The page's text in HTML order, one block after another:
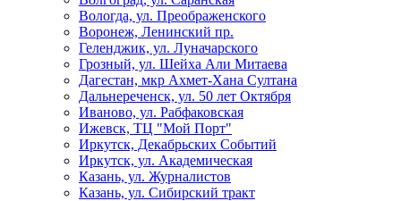
Вологда, ул. Преображенского
Воронеж, Ленинский пр.
Геленджик, ул. Луначарского
Грозный, ул. Шейха Али Митаева
Дагестан, мкр Ахмет-Хана Султана
Дальнереченск, ул. 50 лет Октября
Иваново, ул. Рабфаковская
Ижевск, ТЦ "Мой Порт"
Иркутск, Декабрьских Событий
Иркутск, ул. Академическая
Казань, ул. Журналистов
Казань, ул. Сибирский тракт